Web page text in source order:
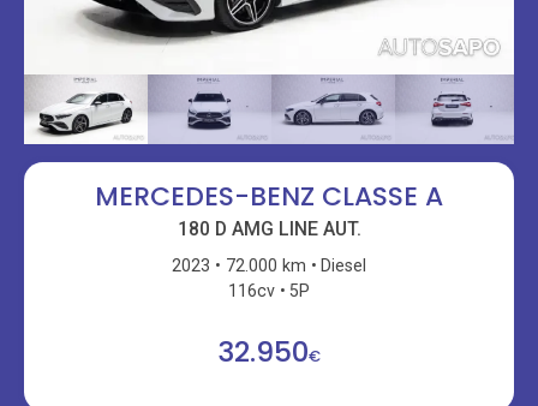
MERCEDES-BENZ CLASSE A
180 D AMG LINE AUT.
2023 72.000 km
Diesel
116cv
5P
32.950€